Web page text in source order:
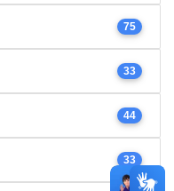
75
33
44
33